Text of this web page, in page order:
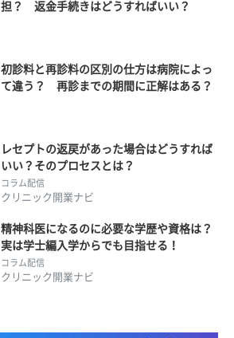
担？ 返金手続きはどうすればいい？
初診料と再診料の区別の仕方は病院によっ
て違う？ 再診までの期間に正解はある？
レセプトの返戻があった場合はどうすれば
いい？そのプロセスとは？
コラム配信
クリニック開業ナビ
精神科医になるのに必要な学歴や資格は？
実は学士編入学からでも目指せる！
コラム配信
クリニック開業ナビ